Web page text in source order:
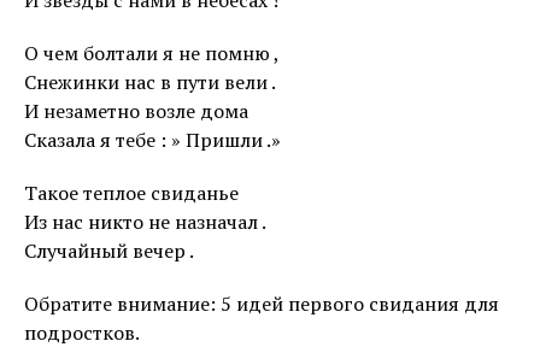
О чем болтали я не помню ,
Снежинки нас в пути вели .
И незаметно возле дома
Сказала я тебе : » Пришли .»
Такое теплое свиданье
Из нас никто не назначал .
Случайный вечер .
Обратите внимание: 5 идей первого свидания для
подростков.